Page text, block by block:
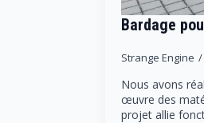
Bardage
Strange Engine
Nous avons
œuvre des
projet allie